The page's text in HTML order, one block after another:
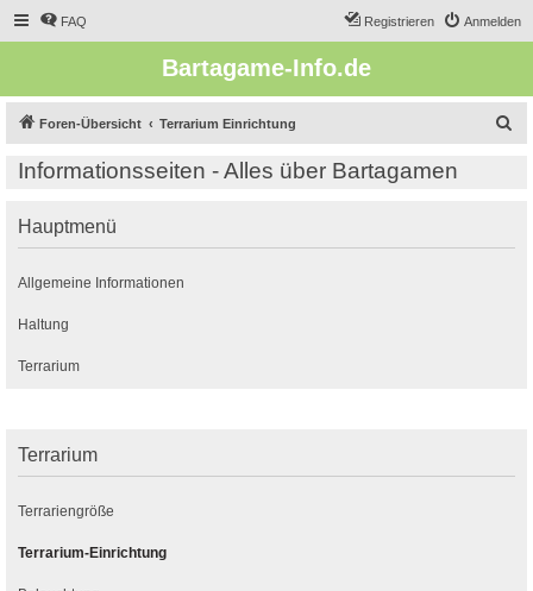
FAQ Anmelden
Registrieren
Bartagame-Info.de
Foren-Übersicht Terrarium Einrichtung
Informationsseiten - Alles über Bartagamen
Hauptmenü
Allgemeine Informationen
Haltung
Terrarium
Terrarium
Terrariengröße
Terrarium-Einrichtung